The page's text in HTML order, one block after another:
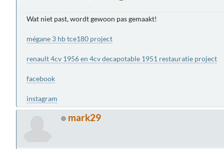
Wat niet past, wordt gewoon pas gemaakt!
mégane 3 hb tce180 project
renault 4cv 1956 en 4cv decapotable 1951 restauratie project
facebook
instagram
mark29